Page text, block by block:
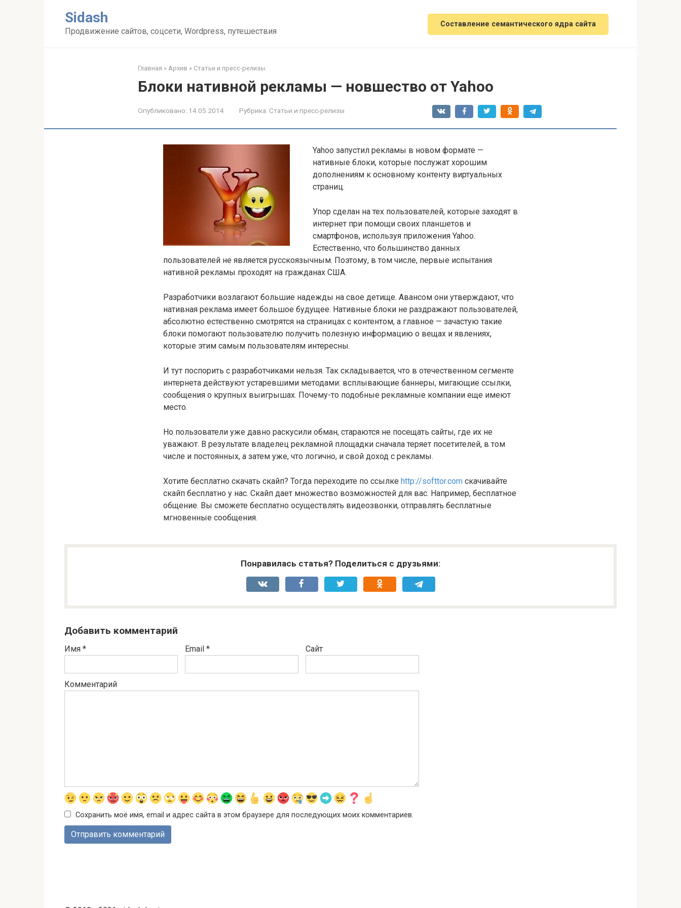
Sidash
Продвижение сайтов, соцсети, Wordpress, путешествия
Составление семантического ядра сайта
Главная » Архив » Статьи и пресс-релизы
Блоки нативной рекламы — новшество от Yahoo
Опубликовано: 14.05.2014 Рубрика: Статьи и пресс-релизы
Yahoo запустил рекламы в новом формате —
нативные блоки, которые послужат хорошим
дополнениям к основному контенту виртуальных
страниц.
Упор сделан на тех пользователей, которые заходят в
интернет при помощи своих планшетов и
смартфонов, используя приложения Yahoo.
Естественно, что большинство данных
пользователей не является русскоязычным. Поэтому, в том числе, первые испытания
нативной рекламы проходят на гражданах США.
Разработчики возлагают большие надежды на свое детище. Авансом они утверждают, что
нативная реклама имеет большое будущее. Нативные блоки не раздражают пользователей,
абсолютно естественно смотрятся на страницах с контентом, а главное — зачастую такие
блоки помогают пользователю получить полезную информацию о вещах и явлениях,
которые этим самым пользователям интересны.
И тут поспорить с разработчиками нельзя. Так складывается, что в отечественном сегменте
интернета действуют устаревшими методами: всплывающие баннеры, мигающие ссылки,
сообщения о крупных выигрышах. Почему-то подобные рекламные компании еще имеют
место.
Но пользователи уже давно раскусили обман, стараются не посещать сайты, где их не
уважают. В результате владелец рекламной площадки сначала теряет посетителей, в том
числе и постоянных, а затем уже, что логично, и свой доход с рекламы.
Хотите бесплатно скачать скайп? Тогда переходите по ссылке http://softtor.com скачивайте
скайп бесплатно у нас. Скайп дает множество возможностей для вас. Например, бесплатное
общение. Вы сможете бесплатно осуществлять видеозвонки, отправлять бесплатные
мгновенные сообщения.
Понравилась статья? Поделиться с друзьями:
Добавить комментарий
Имя * Email * Сайт
Комментарий
Сохранить моё имя, email и адрес сайта в этом браузере для последующих моих комментариев.